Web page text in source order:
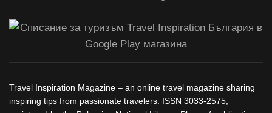
Travel Inspiration Magazine – an online travel magazine sharing
inspiring tips from passionate travelers. ISSN 3033-2575,